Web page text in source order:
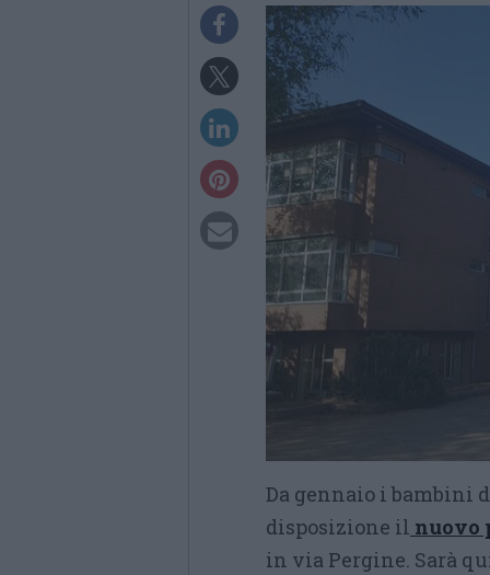
Da gennaio i bambini
disposizione il nuovo
in via Pergine. Sarà